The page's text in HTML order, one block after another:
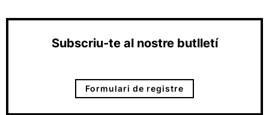
Subscriu-te al nostre butlletí
Formulari de registre